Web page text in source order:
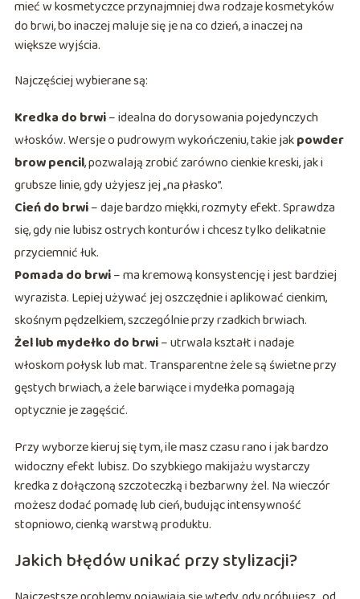
mieć w kosmetyczce przynajmniej dwa rodzaje kosmetyków
do brwi, bo inaczej maluje się je na co dzień, a inaczej na
większe wyjścia.
Najczęściej wybierane są:
Kredka do brwi– idealna do dorysowania pojedynczych
włosków. Wersje o pudrowym wykończeniu, takie jakpowder
brow pencil, pozwalają zrobić zarówno cienkie kreski, jak i
grubsze linie, gdy użyjesz jej „na płasko”.
Cień do brwi– daje bardzo miękki, rozmyty efekt. Sprawdza
się, gdy nie lubisz ostrych konturów i chcesz tylko delikatnie
przyciemnić łuk.
Pomada do brwi– ma kremową konsystencję i jest bardziej
wyrazista. Lepiej używać jej oszczędnie i aplikować cienkim,
skośnym pędzelkiem, szczególnie przy rzadkich brwiach.
Żel lub mydełko do brwi– utrwala kształt i nadaje
włoskom połysk lub mat. Transparentne żele są świetne przy
gęstych brwiach, a żele barwiące i mydełka pomagają
optycznie je zagęścić.
Przy wyborze kieruj się tym, ile masz czasu rano i jak bardzo
widoczny efekt lubisz. Do szybkiego makijażu wystarczy
kredka z dołączoną szczoteczką i bezbarwny żel. Na wieczór
możesz dodać pomadę lub cień, budując intensywność
stopniowo, cienką warstwą produktu.
Jakich błędów unikać przy stylizacji?